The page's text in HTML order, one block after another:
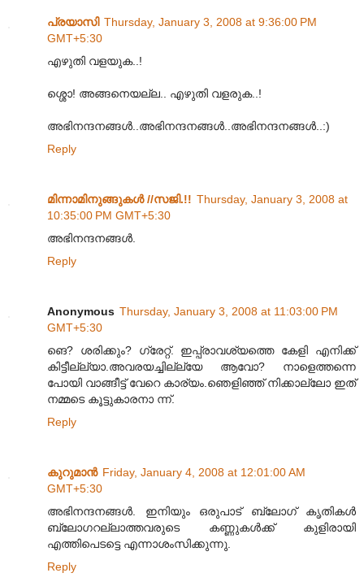
പ്രയാസി Thursday, January 3, 2008 at 9:36:00 PM
GMT+5:30
എഴുതി വളയുക..!
ശ്ശൊ! അങ്ങനെയല്ല.. എഴുതി വളരുക..!
അഭിനന്ദനങ്ങള്‍..അഭിനന്ദനങ്ങള്‍..അഭിനന്ദനങ്ങള്‍..:)
Reply
മിന്നാമിനുങ്ങുകള്‍ //സജി.!! Thursday, January 3, 2008 at
10:35:00 PM GMT+5:30
അഭിനന്ദനങ്ങള്‍.
Reply
Anonymous Thursday, January 3, 2008 at 11:03:00 PM
GMT+5:30
ങെ? ശരിക്കും? ഗ്രേറ്റ്. ഇപ്പ്രാവശ്യത്തെ കേളി എനിക്ക്
കിട്ടീല്ല്യാ.അവരയച്ചില്ല്യേ ആവോ? നാളെത്തന്നെ
പോയി വാങ്ങീട്ട് വേറെ കാര്യം.ഞെളിഞ്ഞ് നിക്കാല്ലോ ഇത്
നമ്മടെ കൂട്ടുകാരനാ ന്ന്.
Reply
കുറുമാന്‍ Friday, January 4, 2008 at 12:01:00 AM
GMT+5:30
അഭിനന്ദനങ്ങള്‍. ഇനിയും ഒരുപാട് ബ്ലോഗ് കൃതികള്‍
ബ്ലോഗറല്ലാത്തവരുടെ കണ്ണുകള്‍ക്ക് കുളിരായി
എത്തിപെടട്ടെ എന്നാശംസിക്കുന്നു.
Reply